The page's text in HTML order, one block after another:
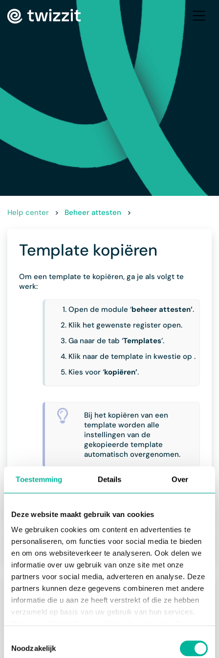
Toestemming Details Over
Deze website maakt gebruik van cookies
We gebruiken cookies om content en advertenties te
personaliseren, om functies voor social media te bieden
en om ons websiteverkeer te analyseren. Ook delen we
informatie over uw gebruik van onze site met onze
partners voor social media, adverteren en analyse. Deze
partners kunnen deze gegevens combineren met andere
informatie die u aan ze heeft verstrekt of die ze hebben
verzameld op basis van uw gebruik van hun services.
Noodzakelijk
Help center > Beheer attesten >
Template kopiëren
Om een template te kopiëren, ga je als volgt te
werk:
Open de module ‘beheer attesten’.
Klik het gewenste register open.
Ga naar de tab ‘Templates’.
Klik naar de template in kwestie op .
Kies voor ‘kopiëren’.
Bij het kopiëren van een
template worden alle
instellingen van de
gekopieerde template
automatisch overgenomen.
Wil je de naam van je kopie
wijzigen, raadpleeg dan dit
Volgende:Template archiveren
Over attesten
Over attesten
Over registers